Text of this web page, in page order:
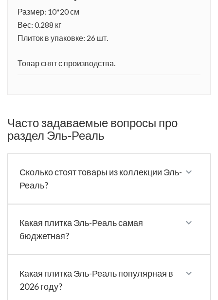
Размер: 10*20 см
Вес: 0.288 кг
Плиток в упаковке: 26 шт.
Товар снят с производства.
Часто задаваемые вопросы про
раздел Эль-Реаль
Сколько стоят товары из коллекции Эль-
Реаль?
Какая плитка Эль-Реаль самая
бюджетная?
Какая плитка Эль-Реаль популярная в
2026 году?